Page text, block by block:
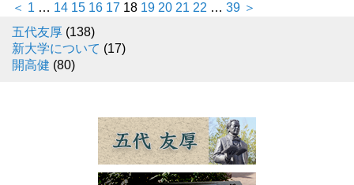
＜ 1 … 14 15 16 17 18 19 20 21 22 … 39 ＞
五代友厚 (138)
新大学について (17)
開高健 (80)